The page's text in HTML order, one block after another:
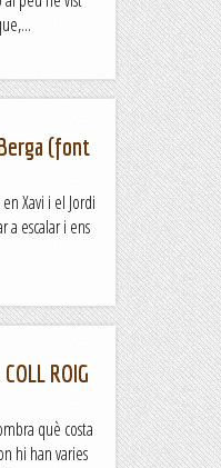
(font
Xavi i el Jordi
a escalar i ens
ROIG
què costa
hi han varies